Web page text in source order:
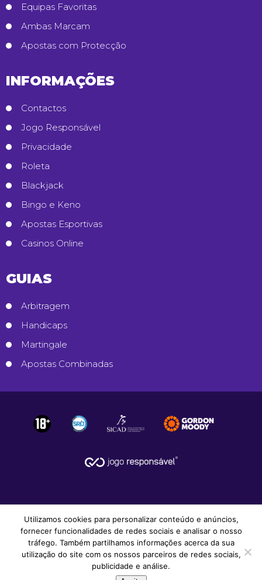
Equipas Favoritas
Ambas Marcam
Apostas com Protecção
INFORMAÇÕES
Contactos
Jogo Responsável
Privacidade
Roleta
Blackjack
Bingo e Keno
Apostas Esportivas
Casinos Online
GUIAS
Arbitragem
Handicaps
Martingale
Apostas Combinadas
© 2008-2026Apostas Desportivas.
Todos os Direitos Reservados.
Utilizamos cookies para personalizar conteúdo e anúncios,
fornecer funcionalidades de redes sociais e analisar o nosso
tráfego. Também partilhamos informações acerca da sua
utilização do site com os nossos parceiros de redes sociais,
publicidade e análise.